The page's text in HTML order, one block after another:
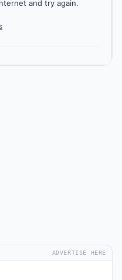
and try again.
ADVERTISE HERE